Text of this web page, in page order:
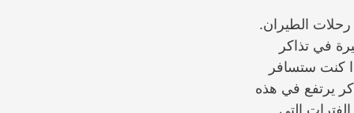
الطيران.
في تذاكر
كنت ستسافر
يرتفع في هذه
التي